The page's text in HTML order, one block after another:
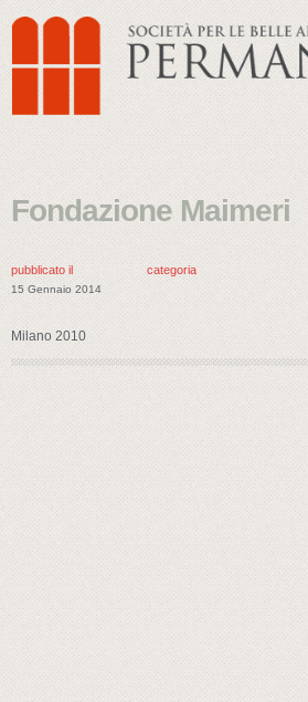
Fondazione Maimeri
pubblicato il
15 Gennaio 2014
categoria
Milano 2010